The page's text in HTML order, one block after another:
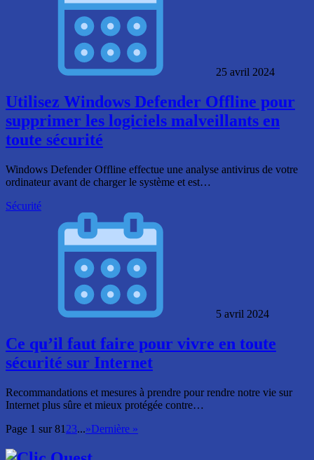
25 avril 2024
Utilisez Windows Defender Offline pour
supprimer les logiciels malveillants en
toute sécurité
Windows Defender Offline effectue une analyse antivirus de votre
ordinateur avant de charger le système et est…
Sécurité
5 avril 2024
Ce qu’il faut faire pour vivre en toute
sécurité sur Internet
Recommandations et mesures à prendre pour rendre notre vie sur
Internet plus sûre et mieux protégée contre…
Page 1 sur 81 23...»Dernière »